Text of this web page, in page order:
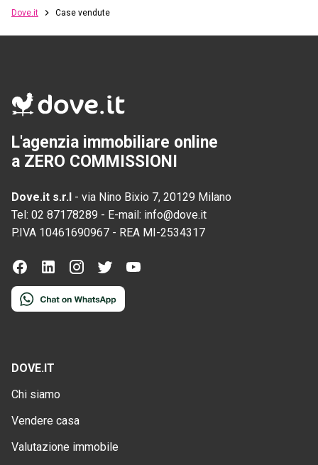
Dove.it Case vendute
L'agenzia immobiliare online
a ZERO COMMISSIONI
Dove.it s.r.l - via Nino Bixio 7, 20129 Milano
Tel: 02 87178289 - E-mail: info@dove.it
P.IVA 10461690967 - REA MI-2534317
DOVE.IT
Chi siamo
Vendere casa
Valutazione immobile